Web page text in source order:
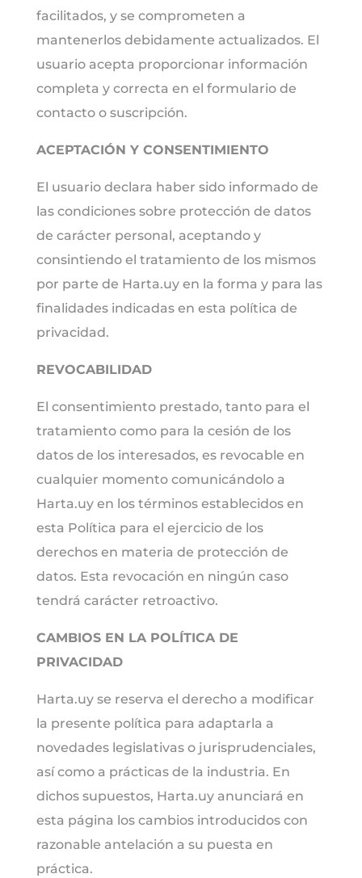
facilitados, y se comprometen a
mantenerlos debidamente actualizados. El
usuario acepta proporcionar información
completa y correcta en el formulario de
contacto o suscripción.
ACEPTACIÓN Y CONSENTIMIENTO
El usuario declara haber sido informado de
las condiciones sobre protección de datos
de carácter personal, aceptando y
consintiendo el tratamiento de los mismos
por parte de Harta.uy en la forma y para las
finalidades indicadas en esta política de
privacidad.
REVOCABILIDAD
El consentimiento prestado, tanto para el
tratamiento como para la cesión de los
datos de los interesados, es revocable en
cualquier momento comunicándolo a
Harta.uy en los términos establecidos en
esta Política para el ejercicio de los
derechos en materia de protección de
datos. Esta revocación en ningún caso
tendrá carácter retroactivo.
CAMBIOS EN LA POLÍTICA DE
PRIVACIDAD
Harta.uy se reserva el derecho a modificar
la presente política para adaptarla a
novedades legislativas o jurisprudenciales,
así como a prácticas de la industria. En
dichos supuestos, Harta.uy anunciará en
esta página los cambios introducidos con
razonable antelación a su puesta en
práctica.